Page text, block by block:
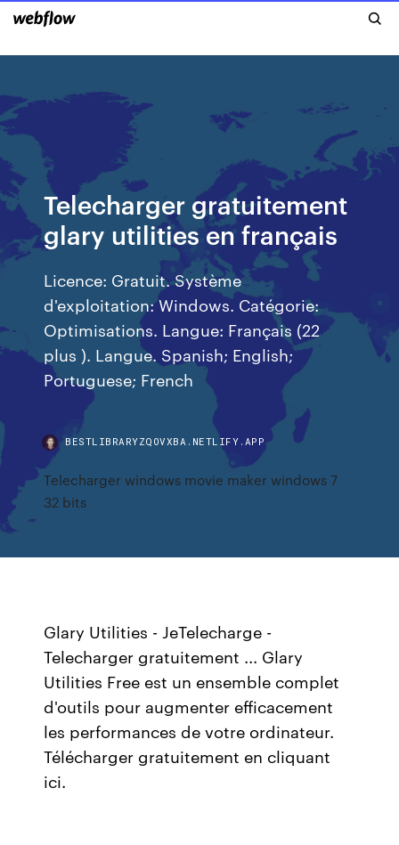
Telecharger gratuitement
glary utilities en français
Licence: Gratuit. Système
d'exploitation: Windows. Catégorie:
Optimisations. Langue: Français (22
plus ). Langue. Spanish; English;
Portuguese; French
BESTLIBRARYZQOVXBA.NETLIFY.APP
Telecharger windows movie maker windows 7
32 bits
Glary Utilities - JeTelecharge -
Telecharger gratuitement ... Glary
Utilities Free est un ensemble complet
d'outils pour augmenter efficacement
les performances de votre ordinateur.
Télécharger gratuitement en cliquant
ici.